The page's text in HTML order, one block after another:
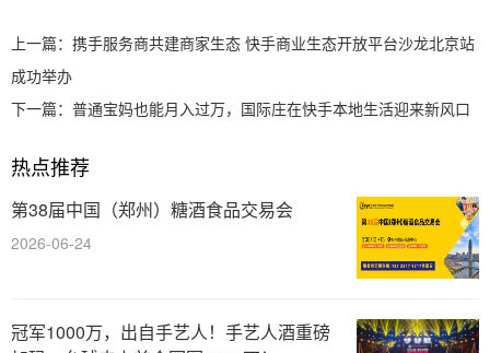
上一篇： 携手服务商共建商家生态 快手商业生态开放平台沙龙北京站
成功举办
下一篇： 普通宝妈也能月入过万，国际庄在快手本地生活迎来新风口
热点推荐
第38届中国（郑州）糖酒食品交易会
2026-06-24
冠军1000万，出自手艺人！手艺人酒重磅